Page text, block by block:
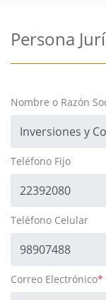
Persona
Nombre o Razón
Teléfono Fijo
Teléfono Celular
Correo Electrónico*